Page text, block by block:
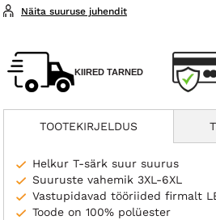
Näita suuruse juhendit
KIIRED TARNED
TOOTEKIRJELDUS
Helkur T-särk suur suurus
Suuruste vahemik 3XL-6XL
Vastupidavad tööriided firmalt
Toode on 100% polüester